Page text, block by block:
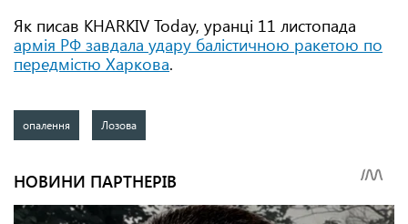
Як писав KHARKIV Today, уранці 11 листопада
армія РФ завдала удару балістичною ракетою по
передмістю Харкова.
опалення Лозова